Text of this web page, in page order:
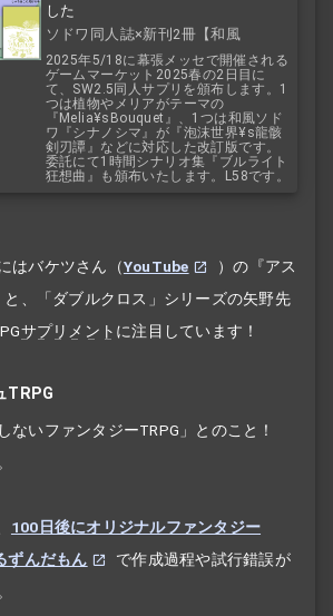
した
ソドワ同人誌×新刊2冊【和風
×SW2.5】【植物×SW2.5】
2025年5/18に幕張メッセで開催される
ゲームマーケット2025春の2日目に
て、SW2.5同人サプリを頒布します。1
つは植物やメリアがテーマの
『Melia¥sBouquet』、1つは和風ソド
ワ『シナノシマ』が『泡沫世界¥s龍骸
剣刃譚』などに対応した改訂版です。
委託にて1時間シナリオ集『ブルライト
狂想曲』も頒布いたします。L58です。
はバケツさん（YouTube
）の『アス
と、「ダブルクロス」シリーズの矢野先
サプリメント に注目しています！
TRPG
ないファンタジーTRPG」とのこと！
100日後にオリジナルファンタジー
ずんだもん
で作成過程や試行錯誤が